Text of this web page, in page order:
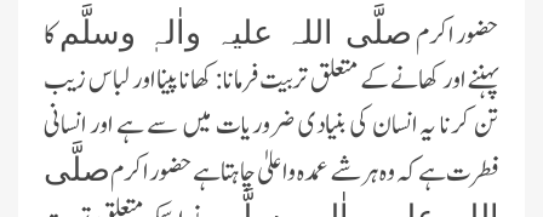
حضور اکرم صلَّی اللہ علیہ واٰلہٖ وسلَّمکا
پہننے اور کھانے کے متعلق تربیت فرمانا: کھانا پینا اور لباس زیب
تن کرنا یہ انسان کی بنیادی ضروریات میں سے ہے اور انسانی
فطرت ہے کہ وہ ہر شے عمدہ و اعلیٰ چاہتا ہےحضور اکرمصلَّی